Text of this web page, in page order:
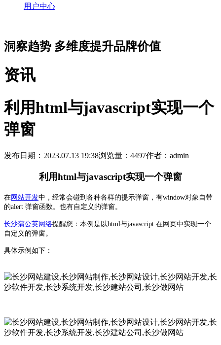
用户中心
洞察趋势 多维度提升品牌价值
资讯
利用html与javascript实现一个
弹窗
发布日期：2023.07.13 19:38浏览量：4497作者：admin
利用html与javascript实现一个弹窗
在网站开发中，经常会碰到各种各样的提示弹窗，有window对象自带
的alert 弹窗函数。也有自定义的弹窗。
长沙蒲公英网络提醒您：本例是以html与javascript 在网页中实现一个
自定义的弹窗。
具体示例如下：